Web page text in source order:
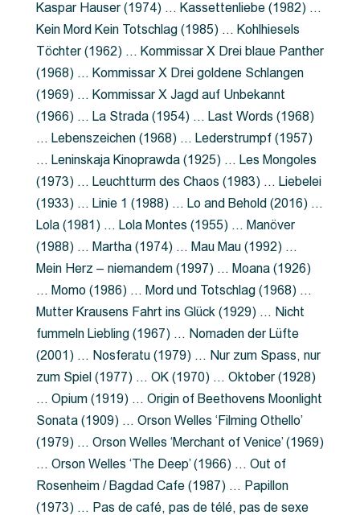
Kaspar Hauser (1974) … Kassettenliebe (1982) …
Kein Mord Kein Totschlag (1985) … Kohlhiesels
Töchter (1962) … Kommissar X Drei blaue Panther
(1968) … Kommissar X Drei goldene Schlangen
(1969) … Kommissar X Jagd auf Unbekannt
(1966) … La Strada (1954) … Last Words (1968)
… Lebenszeichen (1968) … Lederstrumpf (1957)
… Leninskaja Kinoprawda (1925) … Les Mongoles
(1973) … Leuchtturm des Chaos (1983) … Liebelei
(1933) … Linie 1 (1988) … Lo and Behold (2016) …
Lola (1981) … Lola Montes (1955) … Manöver
(1988) … Martha (1974) … Mau Mau (1992) …
Mein Herz – niemandem (1997) … Moana (1926)
… Momo (1986) … Mord und Totschlag (1968) …
Mutter Krausens Fahrt ins Glück (1929) … Nicht
fummeln Liebling (1967) … Nomaden der Lüfte
(2001) … Nosferatu (1979) … Nur zum Spass, nur
zum Spiel (1977) … OK (1970) … Oktober (1928)
… Opium (1919) … Origin of Beethovens Moonlight
Sonata (1909) … Orson Welles ‘Filming Othello’
(1979) … Orson Welles ‘Merchant of Venice’ (1969)
… Orson Welles ‘The Deep’ (1966) … Out of
Rosenheim / Bagdad Cafe (1987) … Papillon
(1973) … Pas de café, pas de télé, pas de sexe